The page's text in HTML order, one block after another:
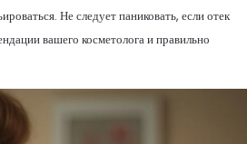
Не следует паниковать, если отек
вашего косметолога и правильно